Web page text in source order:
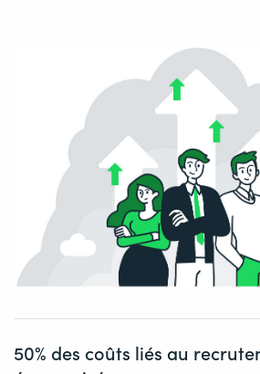
50% des coûts liés au